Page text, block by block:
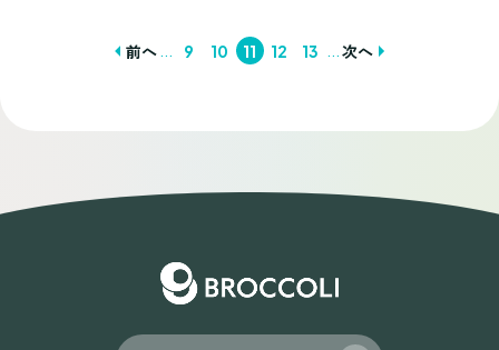
ゲ
前へ 9 10 11 12 13 次へ